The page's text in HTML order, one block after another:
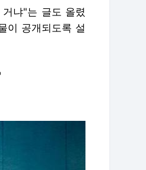
냐"는 글도 올렸
이 공개되도록 설